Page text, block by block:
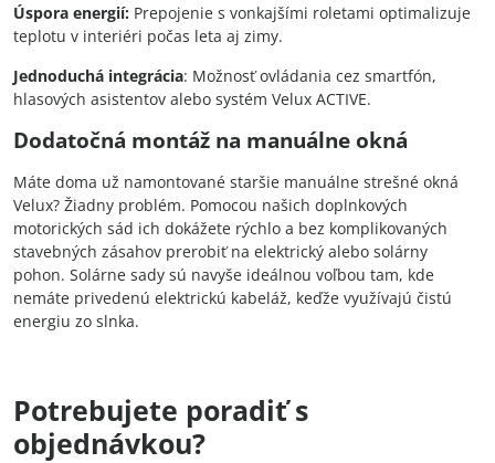
Úspora energií: Prepojenie s vonkajšími roletami optimalizuje
teplotu v interiéri počas leta aj zimy.
Jednoduchá integrácia: Možnosť ovládania cez smartfón,
hlasových asistentov alebo systém Velux ACTIVE.
Dodatočná montáž na manuálne okná
Máte doma už namontované staršie manuálne strešné okná
Velux? Žiadny problém. Pomocou našich doplnkových
motorických sád ich dokážete rýchlo a bez komplikovaných
stavebných zásahov prerobiť na elektrický alebo solárny
pohon. Solárne sady sú navyše ideálnou voľbou tam, kde
nemáte privedenú elektrickú kabeláž, keďže využívajú čistú
energiu zo slnka.
Potrebujete poradiť s
objednávkou?